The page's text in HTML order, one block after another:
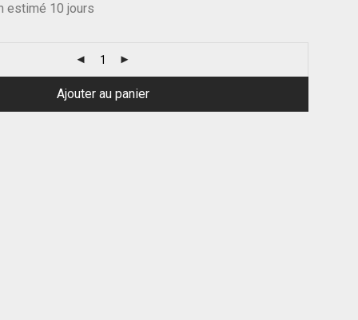
estimé 10 jours
Ajouter au panier